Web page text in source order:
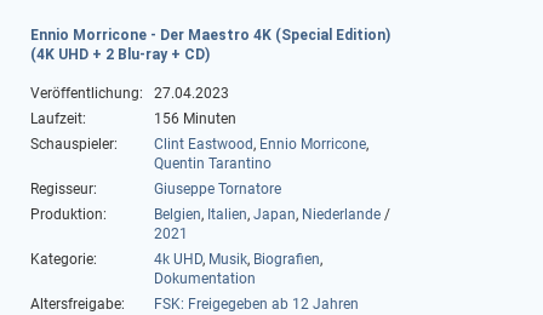
Ennio Morricone - Der Maestro 4K (Special Edition)
(4K UHD + 2 Blu-ray + CD)
Veröffentlichung:
27.04.2023
Laufzeit:
156 Minuten
Schauspieler:
Clint Eastwood, Ennio Morricone,
Quentin Tarantino
Regisseur:
Giuseppe Tornatore
Produktion:
Belgien, Italien, Japan, Niederlande /
2021
Kategorie:
4k UHD, Musik, Biografien,
Dokumentation
Altersfreigabe:
FSK: Freigegeben ab 12 Jahren